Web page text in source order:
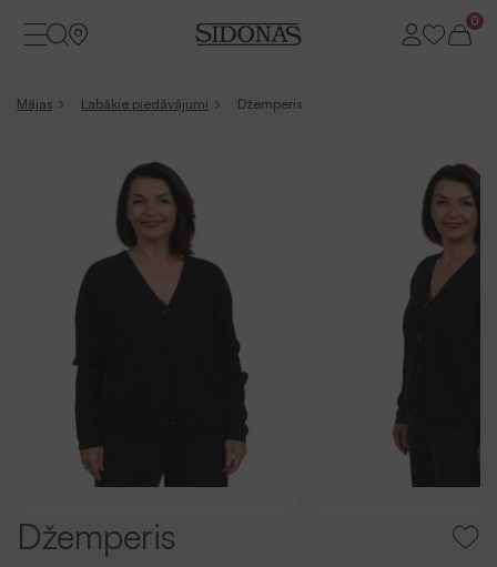
0
Mājas Labākie piedāvājumi Džemperis
Džemperis